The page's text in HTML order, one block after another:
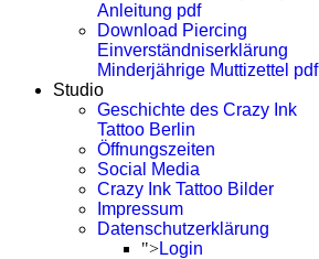
Anleitung pdf
Download Piercing
Einverständniserklärung
Minderjährige Muttizettel pdf
Studio
Geschichte des Crazy Ink
Tattoo Berlin
Öffnungszeiten
Social Media
Crazy Ink Tattoo Bilder
Impressum
Datenschutzerklärung
">Login